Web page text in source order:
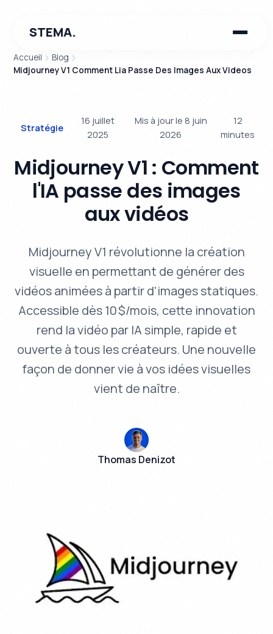
STEMA.
Accueil
Blog
Midjourney V1 Comment Lia Passe Des Images Aux Videos
Stratégie
16 juillet
2025
Mis à jour le 8 juin
2026
12
minutes
Midjourney V1 : Comment
l'IA passe des images
aux vidéos
Midjourney V1 révolutionne la création
visuelle en permettant de générer des
vidéos animées à partir d’images statiques.
Accessible dès 10 $/mois, cette innovation
rend la vidéo par IA simple, rapide et
ouverte à tous les créateurs. Une nouvelle
façon de donner vie à vos idées visuelles
vient de naître.
Thomas Denizot